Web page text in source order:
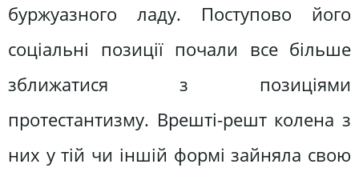
буржуазного ладу. Поступово його
соціальні позиції почали все більше
зближатися з позиціями
протестантизму. Врешті-решт колена з
них у тій чи іншій формі зайняла свою